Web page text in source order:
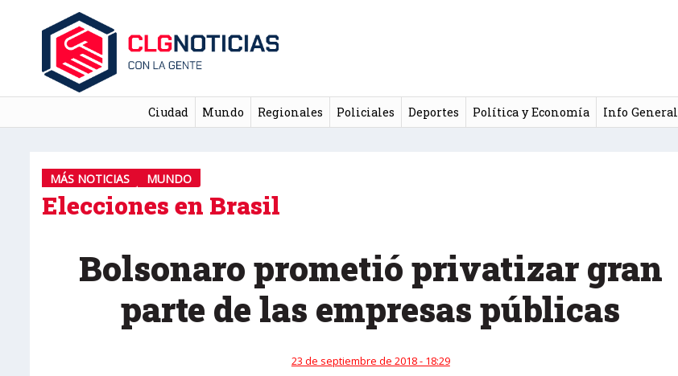
Ciudad Mundo Regionales Policiales Deportes Política y Economía Info General
MÁS NOTICIAS MUNDO
Elecciones en Brasil
Bolsonaro prometió privatizar gran
parte de las empresas públicas
23 de septiembre de 2018 - 18:29